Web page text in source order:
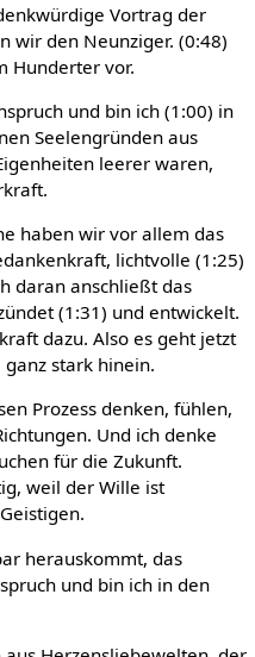
Vortrag der
wir den Neunziger. (0:48)
Hunderter vor.
und bin ich (1:00) in
Seelengründen aus
leerer waren,
haben wir vor allem das
lichtvolle (1:25)
daran anschließt das
(1:31) und entwickelt.
dazu. Also es geht jetzt
stark hinein.
Prozess denken, fühlen,
Und ich denke
für die Zukunft.
weil der Wille ist
herauskommt, das
und bin ich in den